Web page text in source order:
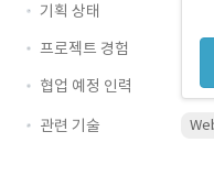
기획 상태
프로젝트 경험
협업 예정 인력
관련 기술